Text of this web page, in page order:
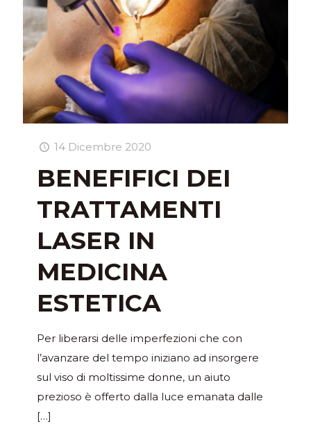
14 Dicembre 2020
BENEFIFICI DEI
TRATTAMENTI
LASER IN
MEDICINA
ESTETICA
Per liberarsi delle imperfezioni che con
l’avanzare del tempo iniziano ad insorgere
sul viso di moltissime donne, un aiuto
prezioso è offerto dalla luce emanata dalle
[…]